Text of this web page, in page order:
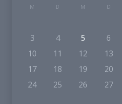
M D M D
3
4 5 6
10
11 12 13
17
18 19 20
24
25 26 27